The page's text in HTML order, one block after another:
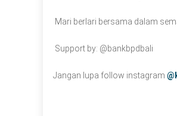
Mari berlari bersama dalam
Support by: @bankbpdbali
Jangan lupa follow instagram